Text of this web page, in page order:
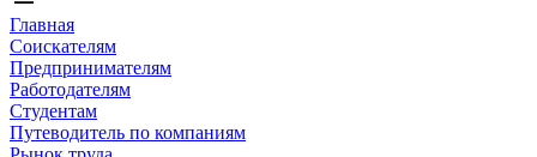
Главная
Соискателям
Предпринимателям
Работодателям
Студентам
Путеводитель по компаниям